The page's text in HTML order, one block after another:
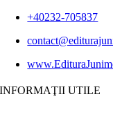
+40232-705837
INFORMAŢII UTILE